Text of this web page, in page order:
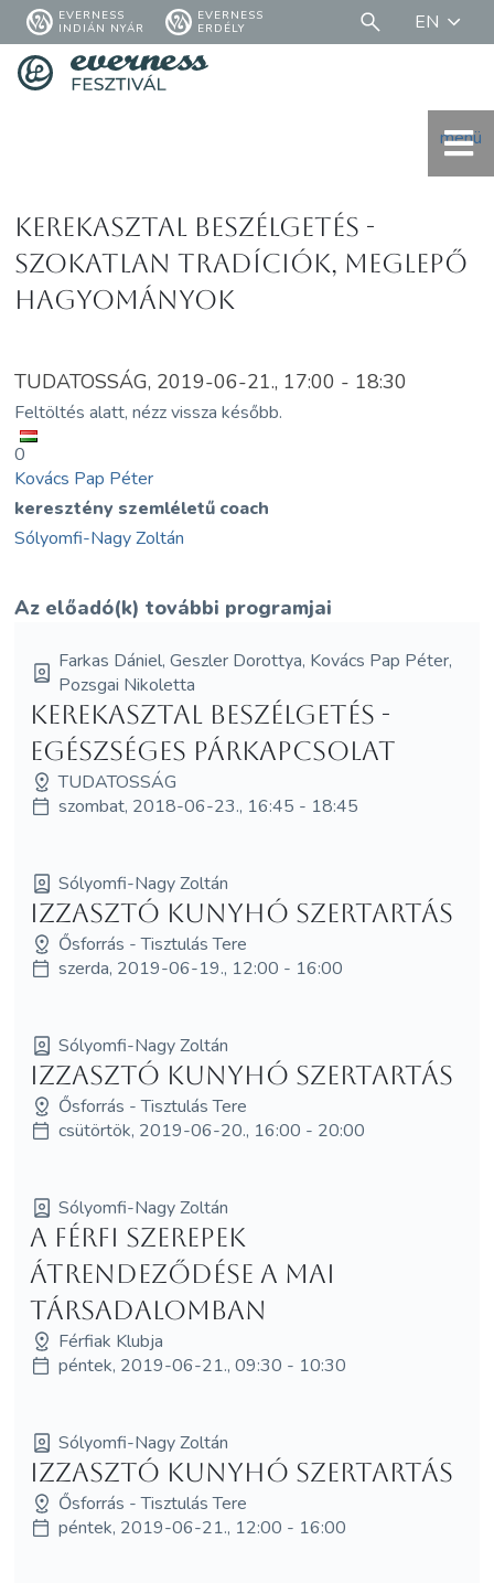
EVERNESS
INDIÁN NYÁR
EVERNESS
ERDÉLY
EN
menü
Kerekasztal beszélgetés -
Szokatlan tradíciók, meglepő
hagyományok
TUDATOSSÁG, 2019-06-21., 17:00 - 18:30
Feltöltés alatt, nézz vissza később.
0
Kovács Pap Péter
keresztény szemléletű coach
Sólyomfi-Nagy Zoltán
Az előadó(k) további programjai
Farkas Dániel, Geszler Dorottya, Kovács Pap Péter,
Pozsgai Nikoletta
Kerekasztal beszélgetés -
Egészséges párkapcsolat
TUDATOSSÁG
szombat, 2018-06-23., 16:45 - 18:45
Sólyomfi-Nagy Zoltán
Izzasztó Kunyhó Szertartás
Ősforrás - Tisztulás Tere
szerda, 2019-06-19., 12:00 - 16:00
Sólyomfi-Nagy Zoltán
Izzasztó Kunyhó Szertartás
Ősforrás - Tisztulás Tere
csütörtök, 2019-06-20., 16:00 - 20:00
Sólyomfi-Nagy Zoltán
A férfi szerepek
átrendeződése a mai
társadalomban
Férfiak Klubja
péntek, 2019-06-21., 09:30 - 10:30
Sólyomfi-Nagy Zoltán
Izzasztó Kunyhó Szertartás
Ősforrás - Tisztulás Tere
péntek, 2019-06-21., 12:00 - 16:00